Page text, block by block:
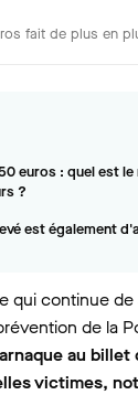
fait de plus en
euros : quel est le
?
est également
qui continue
de la
au billet
victimes,